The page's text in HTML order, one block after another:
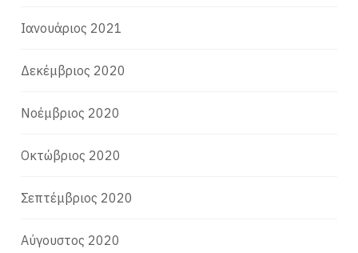
Ιανουάριος 2021
Δεκέμβριος 2020
Νοέμβριος 2020
Οκτώβριος 2020
Σεπτέμβριος 2020
Αύγουστος 2020